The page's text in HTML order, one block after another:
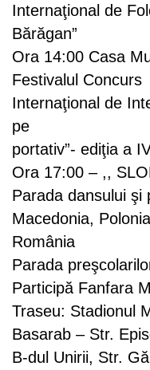
Internaţional de
Bărăgan”
Ora 14:00 Casa
Festivalul Concurs
Internaţional de
pe
portativ”- ediţia a
Ora 17:00 – ,,
Parada dansului şi
Macedonia,
România
Parada
Participă Fanfara
Traseu: Stadionul
Basarab – Str.
B-dul Unirii, Str.